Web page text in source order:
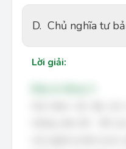
D. Chủ nghĩa tư
Lời giải: